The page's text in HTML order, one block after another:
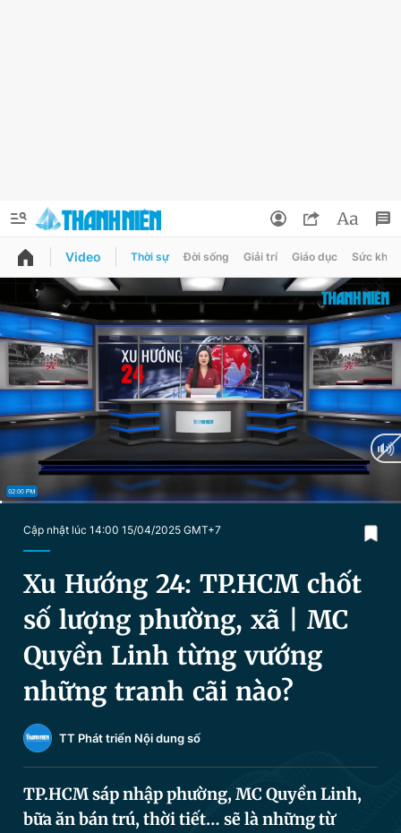
QUẢNG CÁO
Chuyên mục
Chuyên mục khác
Chào ngày mới Tin 24h
Video Magazine
Sản phẩm khác
Tiện ích Bạn cần biết
Thông tin tòa soạn
Thông tin tài khoản
Đổi mật khẩu
Tin đã lưu
Tin đã xem
Đăng xuất
Video Thời sự Đời sống Giải trí Giáo dục Sức khỏe
Cập nhật lúc 14:00 15/04/2025 GMT+7
Xu Hướng 24: TP.HCM chốt
số lượng phường, xã | MC
Quyền Linh từng vướng
những tranh cãi nào?
TT Phát triển Nội dung số
TP.HCM sáp nhập phường, MC Quyền Linh,
bữa ăn bán trú, thời tiết… sẽ là những từ